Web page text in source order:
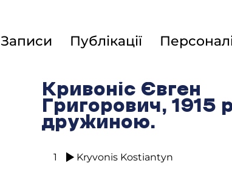
Записи Публікації
Кривоніс Євген
Григорович, 1915
дружиною.
1 Kryvonis Kostiantyn